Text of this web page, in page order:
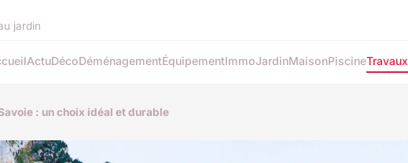
jardin
ActuDécoDéménagementÉquipementImmoJardinMaisonPiscineTravaux
: un choix idéal et durable